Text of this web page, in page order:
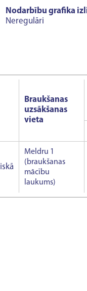
Nodarbību grafika
Neregulāri
Braukšanas
uzsākšanas
vieta
Meldru 1
(braukšanas
mācību
laukums)